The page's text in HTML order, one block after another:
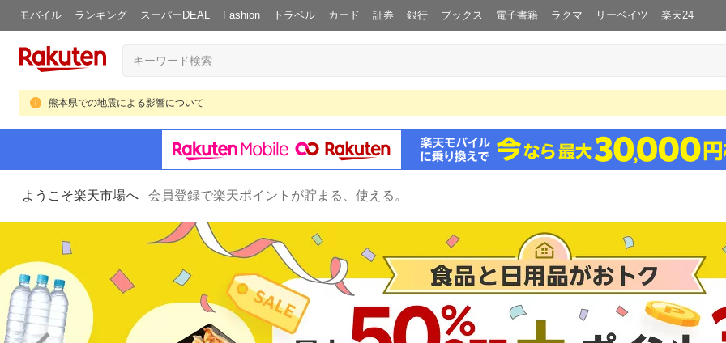
モバイル ランキング スーパーDEAL Fashion トラベル カード 証券 銀行 ブックス 電子書籍 ラクマ リーベイツ 楽天24
熊本県での地震による影響について
ようこそ楽天市場へ 会員登録で楽天ポイントが貯まる、使える。